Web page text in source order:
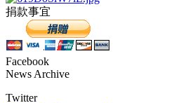
捐款事宜
Facebook
News Archive
Twitter